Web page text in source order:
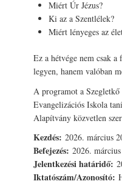
Miért Úr Jézus?
Ki az a Szentlélek?
Miért lényeges az
Ez a hétvége nem csak a
legyen, hanem valóban
A programot a
Evangelizációs Iskola
Alapítvány közvetlen
Kezdés: 2026. március
Befejezés: 2026.
Jelentkezési határidő:
Iktatószám/Azonosító: